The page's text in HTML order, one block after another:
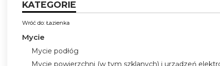
KATEGORIE
Wróć do: Łazienka
Mycie
Mycie podłóg
Mycie powierzchni (w tym szklanych) i urządzeń